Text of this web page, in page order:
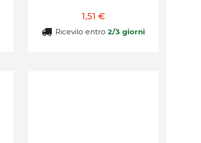
1,51 €
Ricevilo entro2/3 giorni